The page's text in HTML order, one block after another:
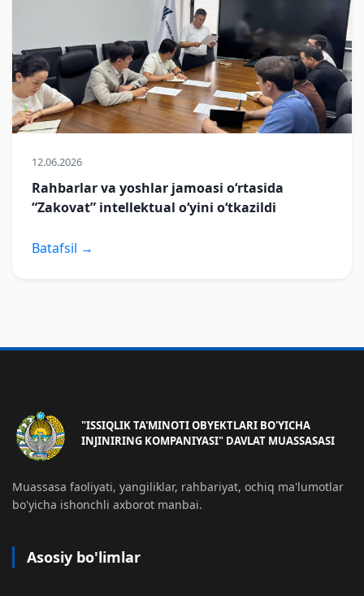
12.06.2026
Rahbarlar va yoshlar jamoasi o‘rtasida
“Zakovat” intellektual o‘yini o‘tkazildi
Batafsil →
"ISSIQLIK TA'MINOTI OBYEKTLARI BO'YICHA
INJINIRING KOMPANIYASI" DAVLAT MUASSASASI
Muassasa faoliyati, yangiliklar, rahbariyat, ochiq ma'lumotlar
bo'yicha ishonchli axborot manbai.
Asosiy bo'limlar